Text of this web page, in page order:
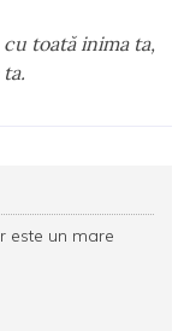
toată inima ta,
este un mare